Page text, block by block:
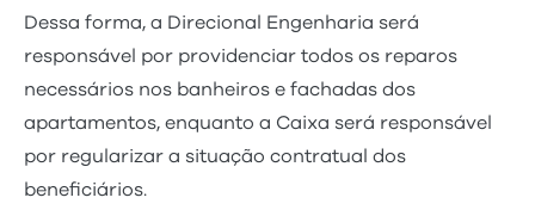
Dessa forma, a Direcional Engenharia será
responsável por providenciar todos os reparos
necessários nos banheiros e fachadas dos
apartamentos, enquanto a Caixa será responsável
por regularizar a situação contratual dos
beneficiários.